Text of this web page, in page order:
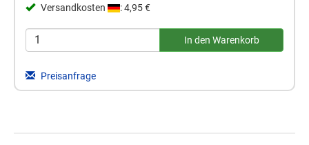
Versandkosten
: 4,95 €
Preisanfrage